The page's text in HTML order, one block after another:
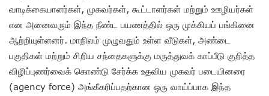
வாடிக்கையாளர்கள், முகவர்கள், கூட்டாளர்கள் மற்றும் ஊழியர்கள்
என அனைவரும் இந்த நீண்ட பயணத்தில் ஒரு முக்கியப் பங்கினை
ஆற்றியுள்ளனர். மாநிலம் முழுவதும் உள்ள வீடுகள், அண்டை
பகுதிகள் மற்றும் சிறிய சந்தைகளுக்கு மருத்துவக் காப்பீடு குறித்த
விழிப்புணர்வைக் கொண்டு சேர்க்க உதவிய முகவர் படையினரை
(agency force) அங்கீகரிப்பதற்கான ஒரு வாய்ப்பாக இந்த